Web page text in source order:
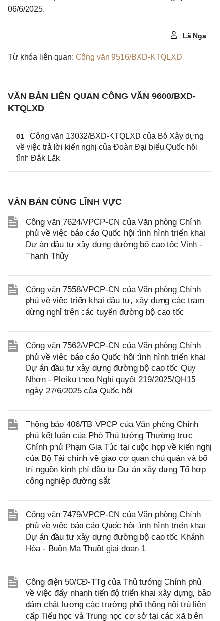
06/6/2025.
Lã Nga
Từ khóa liên quan: Công văn 9516/BXD-KTQLXD
VĂN BẢN LIÊN QUAN CÔNG VĂN 9600/BXD-
KTQLXD
01
Công văn 13032/BXD-KTQLXD của Bộ Xây dựng
về việc trả lời kiến nghị của Đoàn Đại biểu Quốc hội
tỉnh Đắk Lắk
VĂN BẢN CÙNG LĨNH VỰC
Công văn 7624/VPCP-CN của Văn phòng Chính
phủ về việc báo cáo Quốc hội tình hình triển khai
Dự án đầu tư xây dựng đường bộ cao tốc Vinh -
Thanh Thủy
Công văn 7558/VPCP-CN của Văn phòng Chính
phủ về việc triển khai đầu tư, xây dựng các trạm
dừng nghỉ trên các tuyến đường bộ cao tốc
Công văn 7562/VPCP-CN của Văn phòng Chính
phủ về việc báo cáo Quốc hội tình hình triển khai
Dự án đầu tư xây dựng đường bộ cao tốc Quy
Nhơn - Pleiku theo Nghị quyết 219/2025/QH15
ngày 27/6/2025 của Quốc hội
Thông báo 406/TB-VPCP của Văn phòng Chính
phủ kết luận của Phó Thủ tướng Thường trực
Chính phủ Phạm Gia Túc tại cuộc họp về kiến nghị
của Bộ Tài chính về giao cơ quan chủ quản và bố
trí nguồn kinh phí đầu tư Dự án xây dựng Tổ hợp
công nghiệp đường sắt
Công văn 7479/VPCP-CN của Văn phòng Chính
phủ về việc báo cáo Quốc hội tình hình triển khai
Dự án đầu tư xây dựng đường bộ cao tốc Khánh
Hòa - Buôn Ma Thuột giai đoạn 1
Công điện 50/CĐ-TTg của Thủ tướng Chính phủ
về việc đẩy nhanh tiến độ triển khai xây dựng, bảo
đảm chất lượng các trường phổ thông nội trú liên
cấp Tiểu học và Trung học cơ sở tại các xã biên